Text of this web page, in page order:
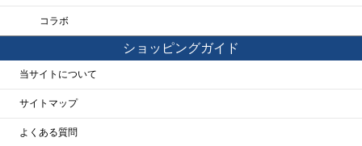
コラボ
ショッピングガイド
当サイトについて
サイトマップ
よくある質問